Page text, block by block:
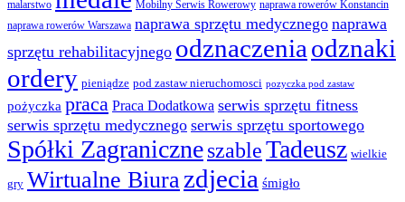
malarstwo Mobilny Serwis Rowerowy naprawa rowerów Konstancin
naprawa rowerów Warszawa naprawa sprzętu medycznego naprawa
sprzętu rehabilitacyjnego odznaczenia odznaki
ordery pieniądze pod zastaw nieruchomosci pozyczka pod zastaw
pożyczka praca Praca Dodatkowa serwis sprzętu fitness
serwis sprzętu medycznego serwis sprzętu sportowego
Spółki ZagraniczneszableTadeusz wielkie
gry Wirtualne Biura zdjecia śmigło